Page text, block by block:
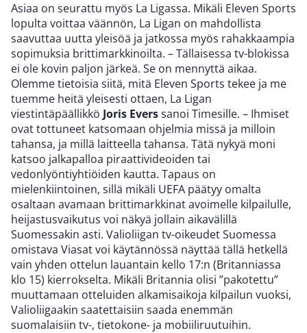
Asiaa on seurattu myös La Ligassa. Mikäli Eleven Sports
lopulta voittaa väännön, La Ligan on mahdollista
saavuttaa uutta yleisöä ja jatkossa myös rahakkaampia
sopimuksia brittimarkkinoilta. – Tällaisessa tv-blokissa
ei ole kovin paljon järkeä. Se on mennyttä aikaa.
Olemme tietoisia siitä, mitä Eleven Sports tekee ja me
tuemme heitä yleisesti ottaen, La Ligan
viestintäpäällikkö Joris Everssanoi Timesille. – Ihmiset
ovat tottuneet katsomaan ohjelmia missä ja milloin
tahansa, ja millä laitteella tahansa. Tätä nykyä moni
katsoo jalkapalloa piraattivideoiden tai
vedonlyöntiyhtiöiden kautta. Tapaus on
mielenkiintoinen, sillä mikäli UEFA päätyy omalta
osaltaan avamaan brittimarkkinat avoimelle kilpailulle,
heijastusvaikutus voi näkyä jollain aikavälillä
Suomessakin asti. Valioliigan tv-oikeudet Suomessa
omistava Viasat voi käytännössä näyttää tällä hetkellä
vain yhden ottelun lauantain kello 17:n (Britanniassa
klo 15) kierrokselta. Mikäli Britannia olisi ”pakotettu”
muuttamaan otteluiden alkamisaikoja kilpailun vuoksi,
Valioliigaakin saatettaisiin saada enemmän
suomalaisiin tv-, tietokone- ja mobiiliruutuihin.